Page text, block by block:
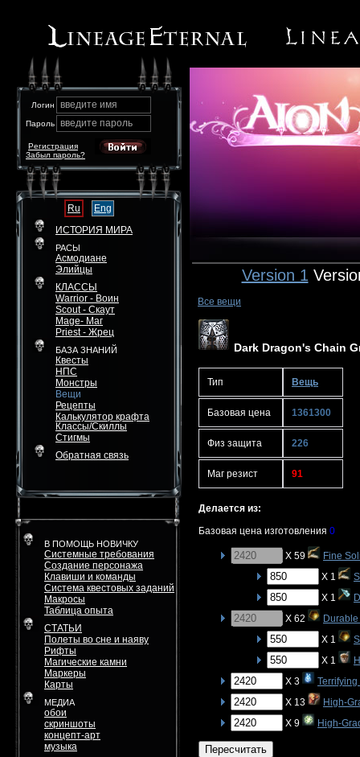
Логин введите имя
Пароль введите пароль
Забыл пароль?
Регистрация
Ru
Eng
ИСТОРИЯ МИРА
РАСЫ
Асмодиане
Элийцы
КЛАССЫ
Warrior - Воин
Scout - Скаут
Mage- Маг
Priest - Жрец
БАЗА ЗНАНИЙ
Квесты
НПС
Монстры
Вещи
Рецепты
Калькулятор крафта
Классы/Скиллы
Стигмы
Обратная связь
В ПОМОЩЬ НОВИЧКУ
Системные требования
Создание персонажа
Клавиши и команды
Система квестовых заданий
Макросы
Таблица опыта
СТАТЬИ
Полеты во сне и наяву
Рифты
Магические камни
Маркеры
Карты
МЕДИА
обои
скриншоты
концепт-арт
музыка
Version 1
Все вещи
Dark Dragon's Chain
Тип Вещь
Базовая цена 1361300
Физ защита 226
Маг резист 91
Делается из:
Базовая цена изготовления 0
X 59
Fine
X 1
X 1
X 62
X 1
X 1
X 3
Terrifying
X 13
High-
X 9
High-
Пересчитать